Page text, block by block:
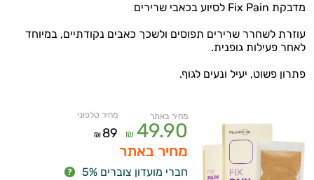
מדבקת Fix Pain לסיוע בכאבי שרירים
עוזרת לשחרר שרירים תפוסים ולשכך כאבים נקודתיים, במיוחד
לאחר פעילות גופנית.
פתרון פשוט, יעיל ונעים לגוף.
מחיר באתר
49.90
₪
מחיר טלפוני
89
₪
מחיר באתר
חברי מועדון צוברים 5%